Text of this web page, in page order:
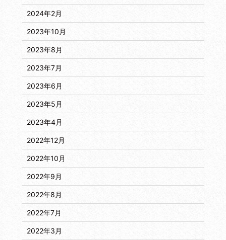
2024年2月
2023年10月
2023年8月
2023年7月
2023年6月
2023年5月
2023年4月
2022年12月
2022年10月
2022年9月
2022年8月
2022年7月
2022年3月